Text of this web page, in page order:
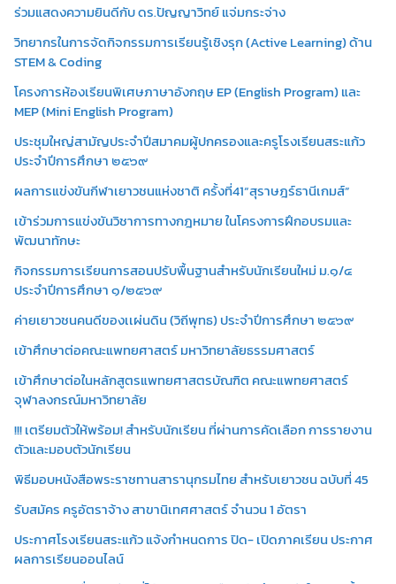
ร่วมแสดงความยินดีกับ ดร.ปัญญาวิทย์ แจ่มกระจ่าง
วิทยากรในการจัดกิจกรรมการเรียนรู้เชิงรุก (Active Learning) ด้าน
STEM & Coding
โครงการห้องเรียนพิเศษภาษาอังกฤษ EP (English Program) และ
MEP (Mini English Program)
ประชุมใหญ่สามัญประจำปีสมาคมผู้ปกครองและครูโรงเรียนสระแก้ว
ประจำปีการศึกษา ๒๕๖๙
ผลการแข่งขันกีฬาเยาวชนแห่งชาติ ครั้งที่41“สุราษฎร์ธานีเกมส์”
เข้าร่วมการแข่งขันวิชาการทางกฎหมาย ในโครงการฝึกอบรมและ
พัฒนาทักษะ
กิจกรรมการเรียนการสอนปรับพื้นฐานสำหรับนักเรียนใหม่ ม.๑/๔
ประจำปีการศึกษา ๑/๒๕๖๙
ค่ายเยาวชนคนดีของเเผ่นดิน (วิถีพุทธ) ประจำปีการศึกษา ๒๕๖๙
เข้าศึกษาต่อคณะแพทยศาสตร์ มหาวิทยาลัยธรรมศาสตร์
เข้าศึกษาต่อในหลักสูตรแพทยศาสตรบัณฑิต คณะแพทยศาสตร์
จุฬาลงกรณ์มหาวิทยาลัย
!!! เตรียมตัวให้พร้อม! สำหรับนักเรียน ที่ผ่านการคัดเลือก การรายงาน
ตัวและมอบตัวนักเรียน
พิธีมอบหนังสือพระราชทานสารานุกรมไทย สำหรับเยาวชน ฉบับที่ 45
รับสมัคร ครูอัตราจ้าง สาขานิเทศศาสตร์ จำนวน 1 อัตรา
ประกาศโรงเรียนสระแก้ว แจ้งกำหนดการ ปิด- เปิดภาคเรียน ประกาศ
ผลการเรียนออนไลน์